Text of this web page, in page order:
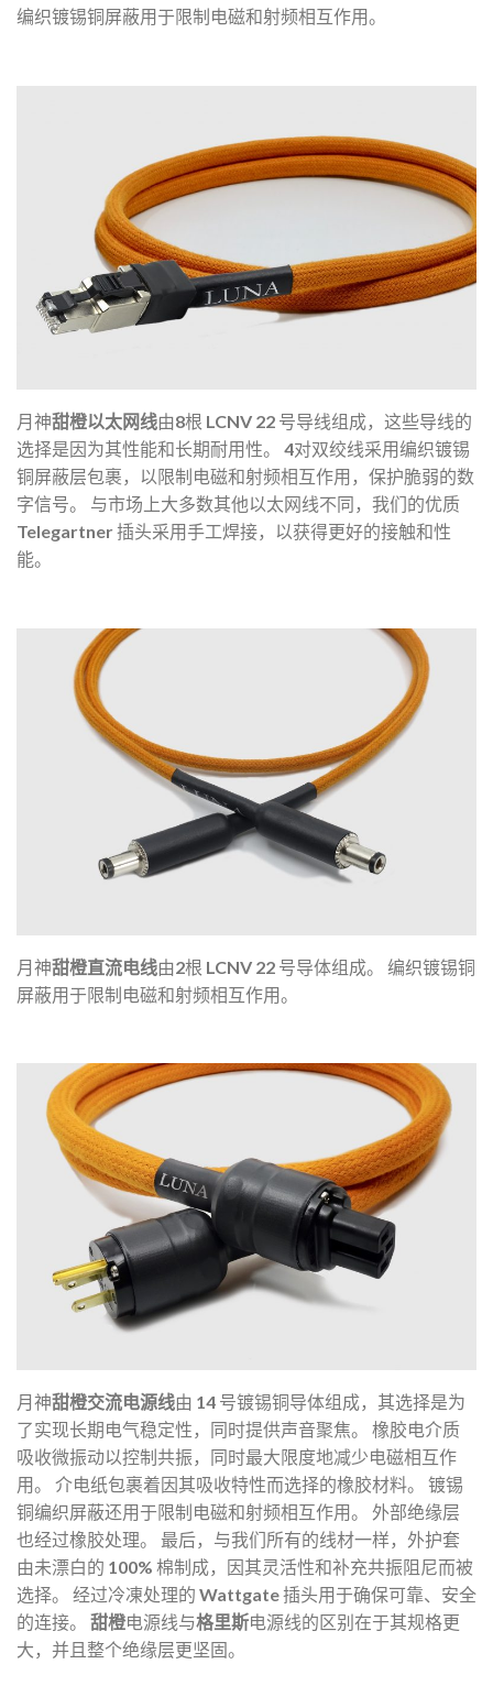
编织镀锡铜屏蔽用于限制电磁和射频相互作用。
月神甜橙以太网线由8根 LCNV 22 号导线组成，这些导线的
选择是因为其性能和长期耐用性。
4对双绞线采用编织镀锡
铜屏蔽层包裹，以限制电磁和射频相互作用，保护脆弱的数
字信号。
与市场上大多数其他以太网线不同，我们的优质
Telegartner 插头采用手工焊接，以获得更好的接触和性
能。
月神甜橙直流电线由2根 LCNV 22 号导体组成。
编织镀锡铜
屏蔽用于限制电磁和射频相互作用。
月神甜橙交流电源线由 14 号镀锡铜导体组成，其选择是为
了实现长期电气稳定性，同时提供声音聚焦。
橡胶电介质
吸收微振动以控制共振，同时最大限度地减少电磁相互作
用。
介电纸包裹着因其吸收特性而选择的橡胶材料。
镀锡
铜编织屏蔽还用于限制电磁和射频相互作用。
外部绝缘层
也经过橡胶处理。
最后，与我们所有的线材一样，外护套
由未漂白的 100% 棉制成，因其灵活性和补充共振阻尼而被
选择。
经过冷凍处理的 Wattgate 插头用于确保可靠、安全
的连接。
甜橙电源线与格里斯电源线的区别在于其规格更
大，并且整个绝缘层更坚固。